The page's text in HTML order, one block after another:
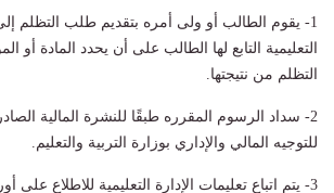
1- يقوم الطالب أو ولى أمره بتقديم طلب التظلم
التعليمية التابع لها الطالب على أن يحدد المادة أو
التظلم من نتيجتها.
2- سداد الرسوم المقرره طبقًا للنشرة المالية
للتوجيه المالي والإداري بوزارة التربية والتعليم.
3- يتم اتباع تعليمات الإدارة التعليمية للاطلاع على